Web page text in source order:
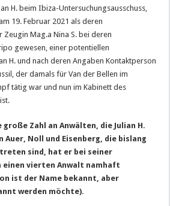
H. beim Ibiza-Untersuchungsausschuss,
19. Februar 2021 als deren
Mag.a Nina S. bei deren
gewesen, einer potentiellen
H. und nach deren Angaben Kontaktperson
der damals für Van der Bellen im
tätig war und nun im Kabinett des
Zahl an Anwälten, die Julian H.
Noll und Eisenberg, die bislang
sind, hat er bei seiner
einen vierten Anwalt namhaft
ist der Name bekannt, aber
werden möchte).